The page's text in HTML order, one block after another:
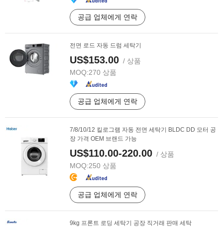
공급 업체에게 연락
전면 로드 자동 드럼 세탁기
US$153.00 / 상품
MOQ:270 상품
공급 업체에게 연락
7/8/10/12 킬로그램 자동 전면 세탁기 BLDC DD 모터 공
장 가격 OEM 브랜드 가능
US$110.00-220.00 / 상품
MOQ:250 상품
공급 업체에게 연락
9kg 프론트 로딩 세탁기 공장 직거래 판매 세탁